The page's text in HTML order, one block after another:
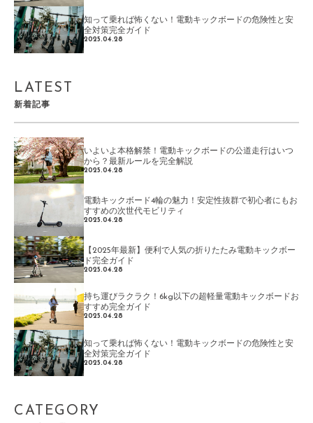
知って乗れば怖くない！電動キックボードの危険性と安
全対策完全ガイド
2025.04.28
LATEST
新着記事
いよいよ本格解禁！電動キックボードの公道走行はいつ
から？最新ルールを完全解説
2025.04.28
電動キックボード4輪の魅力！安定性抜群で初心者にもお
すすめの次世代モビリティ
2025.04.28
【2025年最新】便利で人気の折りたたみ電動キックボー
ド完全ガイド
2025.04.28
持ち運びラクラク！6kg以下の超軽量電動キックボードお
すすめ完全ガイド
2025.04.28
知って乗れば怖くない！電動キックボードの危険性と安
全対策完全ガイド
2025.04.28
CATEGORY